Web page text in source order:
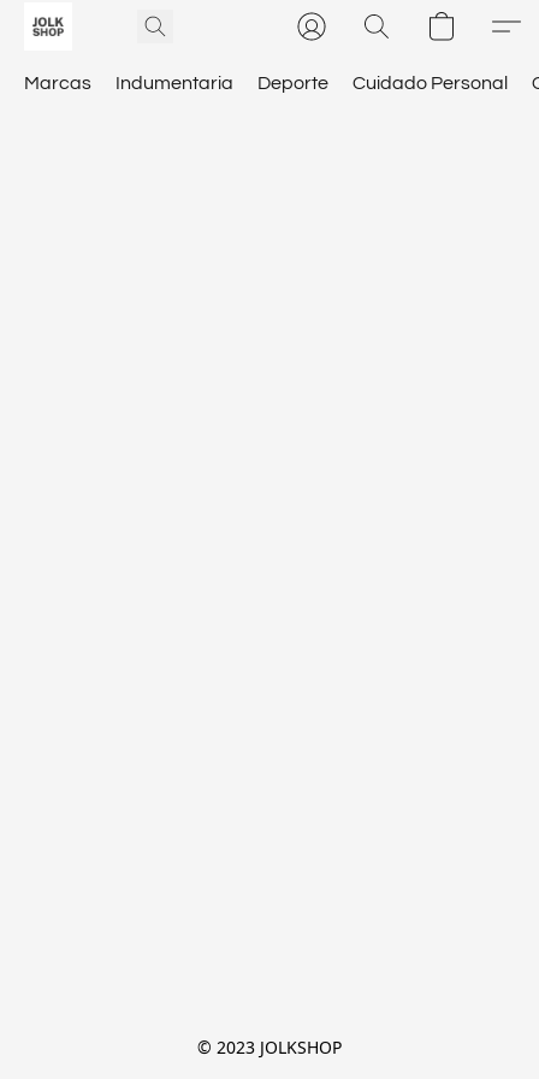
Marcas Indumentaria Deporte Cuidado Personal
© 2023 JOLKSHOP